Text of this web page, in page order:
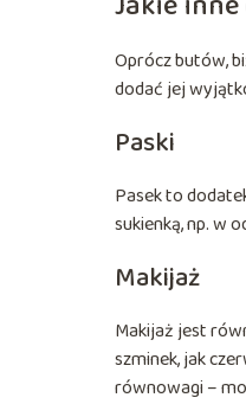
Oprócz butów,
dodać jej
Paski
Pasek to
sukienką, np. w
Makijaż
Makijaż jest
szminek, jak
równowagi –